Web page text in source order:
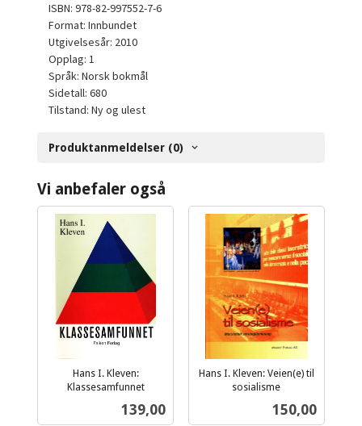
ISBN: 978-82-997552-7-6
Format: Innbundet
Utgivelsesår: 2010
Opplag: 1
Språk: Norsk bokmål
Sidetall: 680
Tilstand: Ny og ulest
Produktanmeldelser (0)
Vi anbefaler også
Hans I. Kleven:
Klassesamfunnet
Pris
139,00
Hans I. Kleven: Veien(e) til
sosialisme
Pris
150,00